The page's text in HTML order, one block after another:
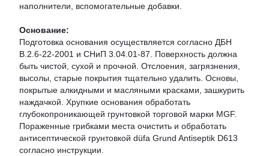
наполнители, вспомогательные добавки.
Основание:
Подготовка основания осуществляется согласно ДБН
В.2.6-22-2001 и СНиП 3.04.01-87. Поверхность должна
быть чистой, сухой и прочной. Отслоения, загрязнения,
высолы, старые покрытия тщательно удалить. Основы,
покрытые алкидными и масляными красками, зашкурить
наждачкой. Хрупкие основания обработать
глубокопроникающей грунтовкой торговой марки MGF.
Пораженные грибками места очистить и обработать
антисептической грунтовкой düfa Grund Antiseptik D613
согласно инструкции.